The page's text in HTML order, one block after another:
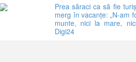
Prea săraci ca să fie
merg în vacanțe: „N-am
munte, nici la mare,
Digi24